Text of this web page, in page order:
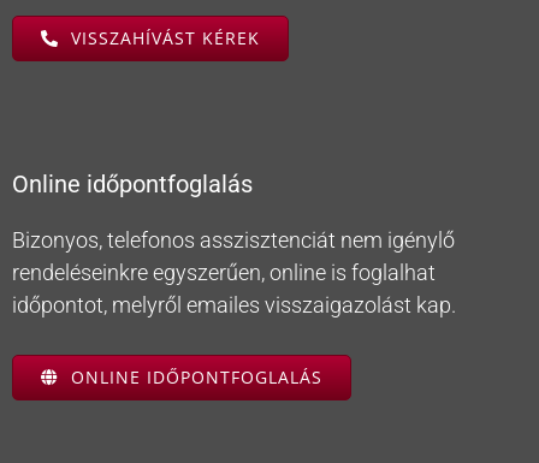
VISSZAHÍVÁST KÉREK
Online időpontfoglalás
Bizonyos, telefonos asszisztenciát nem igénylő
rendeléseinkre egyszerűen, online is foglalhat
időpontot, melyről emailes visszaigazolást kap.
ONLINE IDŐPONTFOGLALÁS